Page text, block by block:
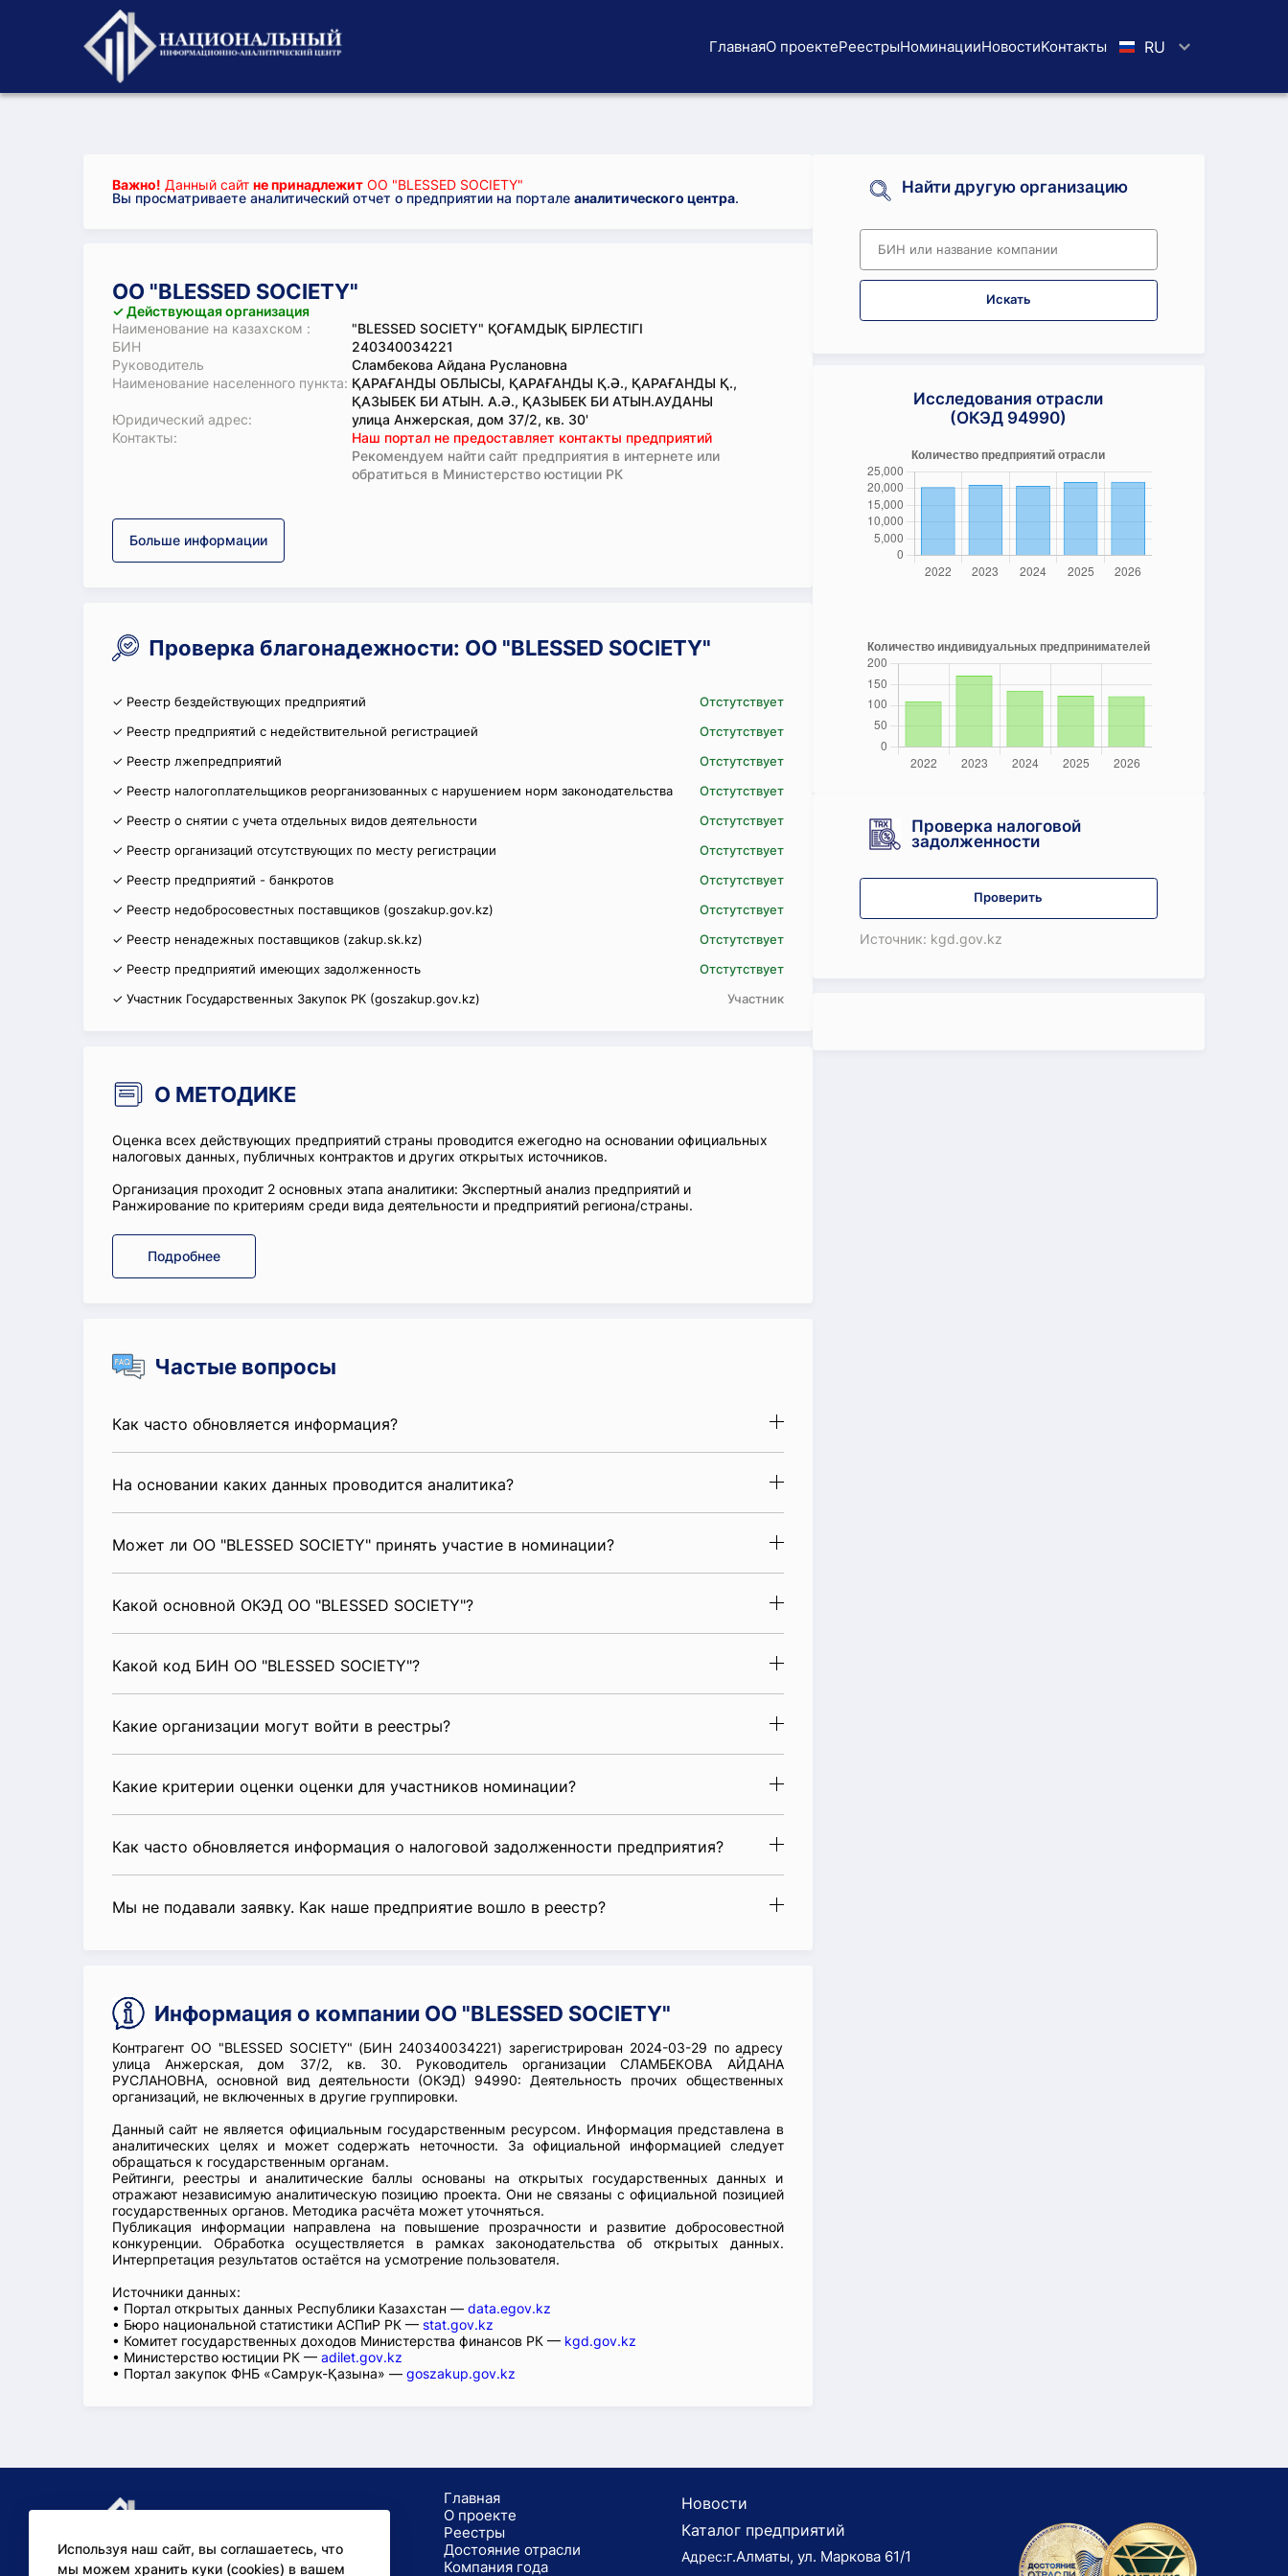
ГлавнаяО проектеРеестрыНоминацииНовостиKoнтaкты RU
Важно! Данный сайт не принадлежит ОО "BLESSED SOCIETY"
Вы просматриваете аналитический отчет о предприятии на портале аналитического центра.
ОО "BLESSED SOCIETY"
✓ Действующая организация
Наименование на казахском :
"BLESSED SOCIETY" ҚОҒАМДЫҚ БІРЛЕСТІГІ
БИН
240340034221
Руководитель
Сламбекова Айдана Руслановна
Наименование населенного пункта: ҚАРАҒАНДЫ ОБЛЫСЫ, ҚАРАҒАНДЫ Қ.Ә., ҚАРАҒАНДЫ Қ.,
ҚАЗЫБЕК БИ АТЫН. А.Ә., ҚАЗЫБЕК БИ АТЫН.АУДАНЫ
Юридический адрес:
улица Анжерская, дом 37/2, кв. 30'
Koнтaкты:
Наш портал не предоставляет контакты предприятий
Рекомендуем найти сайт предприятия в интернете или
обратиться в Министерство юстиции РК
Больше информации
Проверка благонадежности: ОО "BLESSED SOCIETY"
✓ Реестр бездействующих предприятий
Отстутствует
✓ Реестр предприятий с недействительной регистрацией
Отстутствует
✓ Реестр лжепредприятий
Отстутствует
✓ Реестр налогоплательщиков реорганизованных с нарушением норм законодательства
Отстутствует
✓ Реестр о снятии с учета отдельных видов деятельности
Отстутствует
✓ Реестр организаций отсутствующих по месту регистрации
Отстутствует
✓ Реестр предприятий - банкротов
Отстутствует
✓ Реестр недобросовестных поставщиков (goszakup.gov.kz)
Отстутствует
✓ Реестр ненадежных поставщиков (zakup.sk.kz)
Отстутствует
✓ Реестр предприятий имеющих задолженность
Отстутствует
✓ Участник Государственных Закупок РК (goszakup.gov.kz)
Участник
О МЕТОДИКЕ
Оценка всех действующих предприятий страны проводится ежегодно на основании официальных
налоговых данных, публичных контрактов и других открытых источников.
Организация проходит 2 основных этапа аналитики: Экспертный анализ предприятий и
Ранжирование по критериям среди вида деятельности и предприятий региона/страны.
Подробнее
Частые вопросы
Как часто обновляется информация?
На основании каких данных проводится аналитика?
Может ли ОО "BLESSED SOCIETY" принять участие в номинации?
Какой основной ОКЭД ОО "BLESSED SOCIETY"?
Какой код БИН ОО "BLESSED SOCIETY"?
Какие организации могут войти в реестры?
Какие критерии оценки оценки для участников номинации?
Как часто обновляется информация о налоговой задолженности предприятия?
Мы не подавали заявку. Как наше предприятие вошло в реестр?
Информация о компании ОО "BLESSED SOCIETY"
Контрагент ОО "BLESSED SOCIETY" (БИН 240340034221) зарегистрирован 2024-03-29 по адресу
улица Анжерская, дом 37/2, кв. 30. Руководитель организации СЛАМБЕКОВА АЙДАНА
РУСЛАНОВНА, основной вид деятельности (ОКЭД) 94990: Деятельность прочих общественных
организаций, не включенных в другие группировки.
Данный сайт не является официальным государственным ресурсом. Информация представлена в
аналитических целях и может содержать неточности. За официальной информацией следует
обращаться к государственным органам.
Рейтинги, реестры и аналитические баллы основаны на открытых государственных данных и
отражают независимую аналитическую позицию проекта. Они не связаны с официальной позицией
государственных органов. Методика расчёта может уточняться.
Публикация информации направлена на повышение прозрачности и развитие добросовестной
конкуренции. Обработка осуществляется в рамках законодательства об открытых данных.
Интерпретация результатов остаётся на усмотрение пользователя.
Источники данных:
• Портал открытых данных Республики Казахстан — data.egov.kz
• Бюро национальной статистики АСПиР РК — stat.gov.kz
• Комитет государственных доходов Министерства финансов РК — kgd.gov.kz
• Министерство юстиции РК — adilet.gov.kz
• Портал закупок ФНБ «Самрук-Қазына» — goszakup.gov.kz
Найти другую организацию
Искать
Исследования отрасли
(ОКЭД 94990)
Проверка налоговой
задолженности
Проверить
Источник: kgd.gov.kz
Используя наш сайт, вы соглашаетесь, что
мы можем хранить куки (cookies) в вашем
Главная
О проекте
Реестры
Достояние отрасли
Компания года
Новости
Каталог предприятий
Адрес:г.Алматы, ул. Маркова 61/1